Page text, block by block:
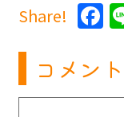
Share!
コメン